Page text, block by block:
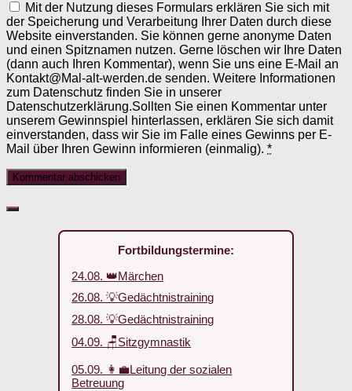
Mit der Nutzung dieses Formulars erklären Sie sich mit
der Speicherung und Verarbeitung Ihrer Daten durch diese
Website einverstanden. Sie können gerne anonyme Daten
und einen Spitznamen nutzen. Gerne löschen wir Ihre Daten
(dann auch Ihren Kommentar), wenn Sie uns eine E-Mail an
Kontakt@Mal-alt-werden.de senden. Weitere Informationen
zum Datenschutz finden Sie in unserer
Datenschutzerklärung.Sollten Sie einen Kommentar unter
unserem Gewinnspiel hinterlassen, erklären Sie sich damit
einverstanden, dass wir Sie im Falle eines Gewinns per E-
Mail über Ihren Gewinn informieren (einmalig). *
Fortbildungstermine:
24.08. 👑Märchen
26.08. 💡Gedächtnistraining
28.08. 💡Gedächtnistraining
04.09. 🪑Sitzgymnastik
05.09. 👩‍💼Leitung der sozialen
Betreuung